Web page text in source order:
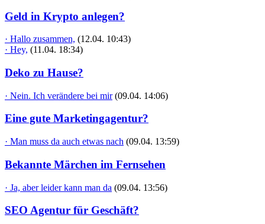
Geld in Krypto anlegen?
· Hallo zusammen, (12.04. 10:43)
· Hey, (11.04. 18:34)
Deko zu Hause?
· Nein. Ich verändere bei mir (09.04. 14:06)
Eine gute Marketingagentur?
· Man muss da auch etwas nach (09.04. 13:59)
Bekannte Märchen im Fernsehen
· Ja, aber leider kann man da (09.04. 13:56)
SEO Agentur für Geschäft?